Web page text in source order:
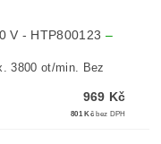
V - HTP800123 –
3800 ot/min. Bez
969 Kč
801 Kč bez DPH